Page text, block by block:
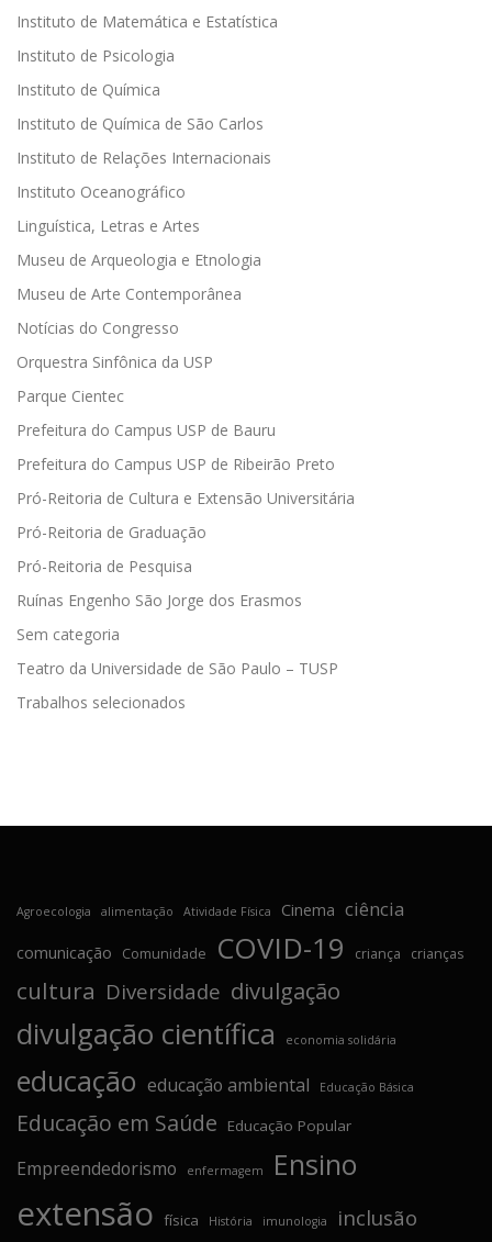
Instituto de Matemática e Estatística
Instituto de Psicologia
Instituto de Química
Instituto de Química de São Carlos
Instituto de Relações Internacionais
Instituto Oceanográfico
Linguística, Letras e Artes
Museu de Arqueologia e Etnologia
Museu de Arte Contemporânea
Notícias do Congresso
Orquestra Sinfônica da USP
Parque Cientec
Prefeitura do Campus USP de Bauru
Prefeitura do Campus USP de Ribeirão Preto
Pró-Reitoria de Cultura e Extensão Universitária
Pró-Reitoria de Graduação
Pró-Reitoria de Pesquisa
Ruínas Engenho São Jorge dos Erasmos
Sem categoria
Teatro da Universidade de São Paulo – TUSP
Trabalhos selecionados
Agroecologia alimentação Atividade Física Cinema ciência
comunicação Comunidade COVID-19 criança crianças
cultura Diversidade divulgação
divulgação científica economia solidária
educação educação ambiental Educação Básica
Educação em Saúde Educação Popular
Empreendedorismo enfermagem Ensino
extensão física História imunologia inclusão